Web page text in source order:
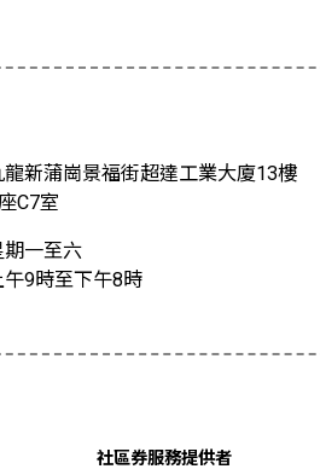
龍新蒲崗景福街超達工業大廈13樓
C7室
期一至六
午9時至下午8時
社區券服務提供者